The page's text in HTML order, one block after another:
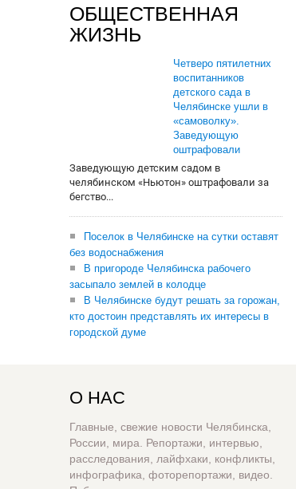
ОБЩЕСТВЕННАЯ
ЖИЗНЬ
Четверо пятилетних
воспитанников
детского сада в
Челябинске ушли в
«самоволку».
Заведующую
оштрафовали
Заведующую детским садом в
челябинском «Ньютон» оштрафовали за
бегство...
Поселок в Челябинске на сутки оставят
без водоснабжения
В пригороде Челябинска рабочего
засыпало землей в колодце
В Челябинске будут решать за горожан,
кто достоин представлять их интересы в
городской думе
О НАС
Главные, свежие новости Челябинска,
России, мира. Репортажи, интервью,
расследования, лайфхаки, конфликты,
инфографика, фоторепортажи, видео.